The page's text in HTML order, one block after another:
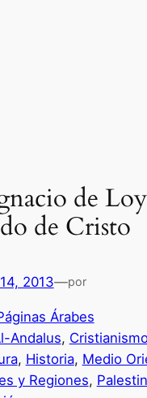
de
de Cristo
2013—por
Árabes
Andalus,
, Historia, Medio
y Regiones,